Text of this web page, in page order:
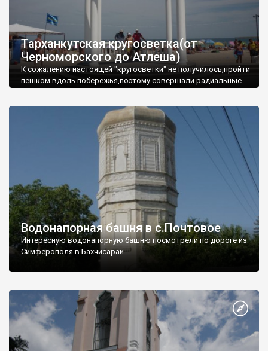
Тарханкутская кругосветка(от
Черноморского до Атлеша)
К сожалению настоящей "кругосветки" не получилось,пройти
пешком вдоль побережья,поэтому совершали радиальные
Водонапорная башня в с.Почтовое
Интересную водонапорную башню посмотрели по дороге из
Симферополя в Бахчисарай.